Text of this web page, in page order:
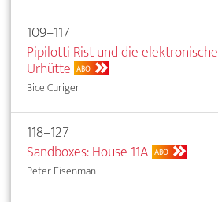
109–117
Pipilotti Rist und die elektronische
Urhütte ABO
Bice Curiger
118–127
Sandboxes: House 11A ABO
Peter Eisenman